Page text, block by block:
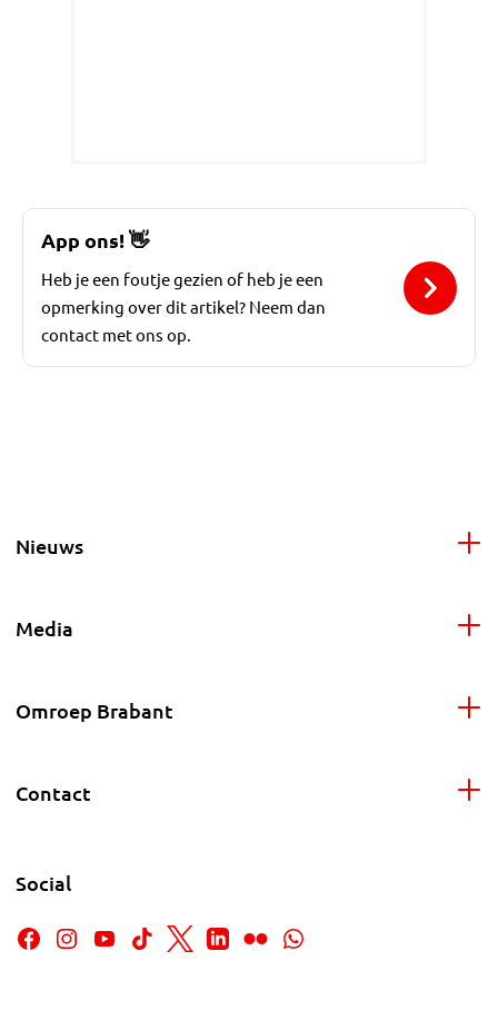
App ons!👋
Heb je een foutje gezien of heb je een
opmerking over dit artikel? Neem dan
contact met ons op.
Nieuws
Media
Omroep Brabant
Contact
Social